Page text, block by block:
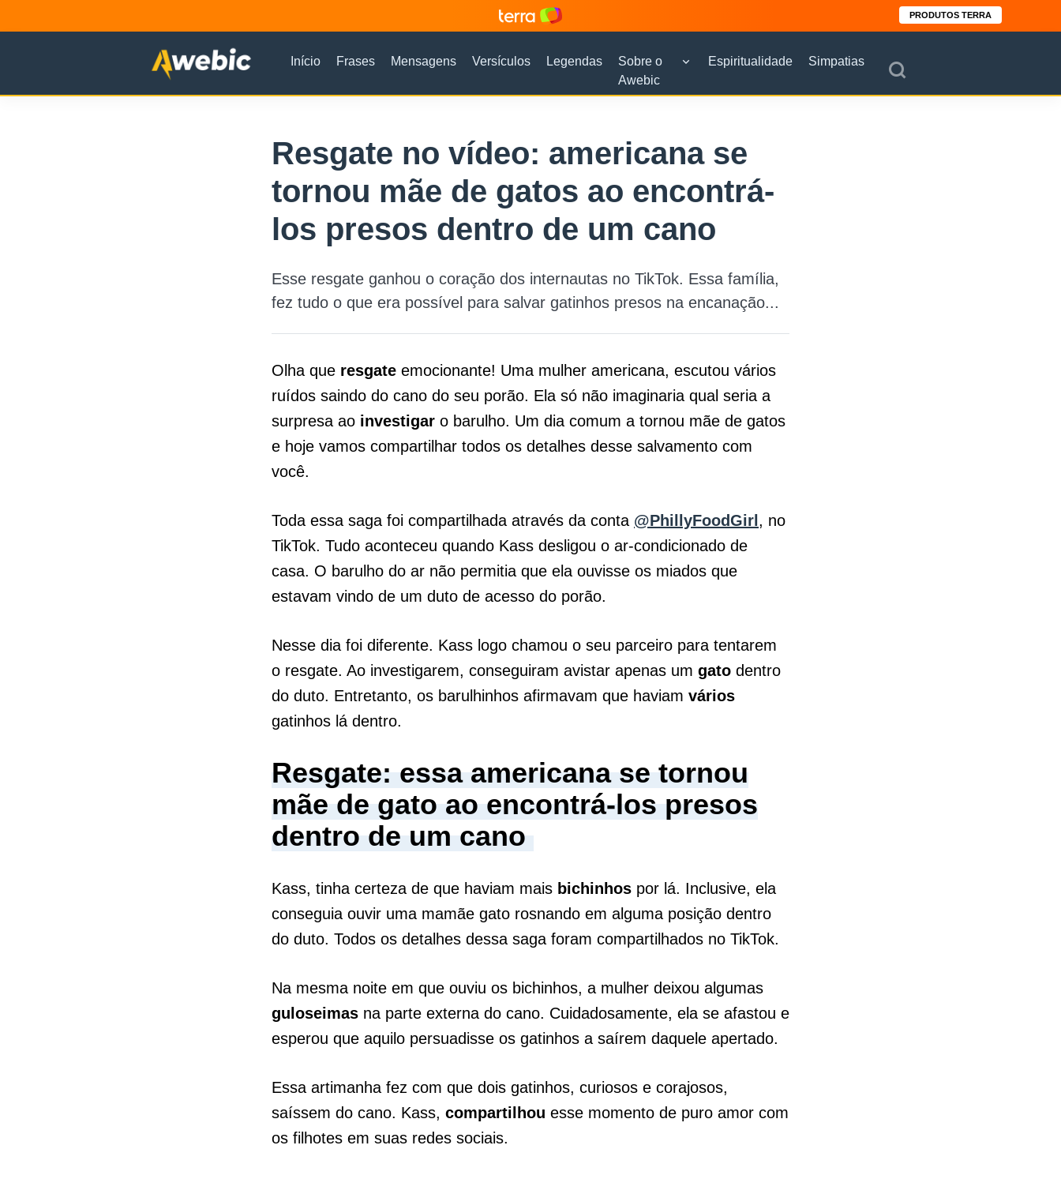
PRODUTOS TERRA
Início Frases Mensagens Versículos Legendas
Sobre o
Awebic
Espiritualidade Simpatias
Resgate no vídeo: americana se
tornou mãe de gatos ao encontrá-
los presos dentro de um cano
Esse resgate ganhou o coração dos internautas no TikTok. Essa família,
fez tudo o que era possível para salvar gatinhos presos na encanação...
Olha que resgate emocionante! Uma mulher americana, escutou vários
ruídos saindo do cano do seu porão. Ela só não imaginaria qual seria a
surpresa ao investigar o barulho. Um dia comum a tornou mãe de gatos
e hoje vamos compartilhar todos os detalhes desse salvamento com
você.
Toda essa saga foi compartilhada através da conta @PhillyFoodGirl , no
TikTok. Tudo aconteceu quando Kass desligou o ar-condicionado de
casa. O barulho do ar não permitia que ela ouvisse os miados que
estavam vindo de um duto de acesso do porão.
Nesse dia foi diferente. Kass logo chamou o seu parceiro para tentarem
o resgate. Ao investigarem, conseguiram avistar apenas um gato dentro
do duto. Entretanto, os barulhinhos afirmavam que haviam vários
gatinhos lá dentro.
Resgate: essa americana se tornou
mãe de gato ao encontrá-los presos
dentro de um cano
Kass, tinha certeza de que haviam mais bichinhos por lá. Inclusive, ela
conseguia ouvir uma mamãe gato rosnando em alguma posição dentro
do duto. Todos os detalhes dessa saga foram compartilhados no TikTok.
Na mesma noite em que ouviu os bichinhos, a mulher deixou algumas
guloseimas na parte externa do cano. Cuidadosamente, ela se afastou e
esperou que aquilo persuadisse os gatinhos a saírem daquele apertado.
Essa artimanha fez com que dois gatinhos, curiosos e corajosos,
saíssem do cano. Kass, compartilhou esse momento de puro amor com
os filhotes em suas redes sociais.